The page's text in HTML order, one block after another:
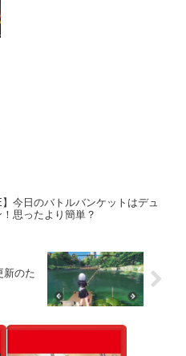
】今日のバトルバンケットはデュ
！思ったより簡単？
新のた